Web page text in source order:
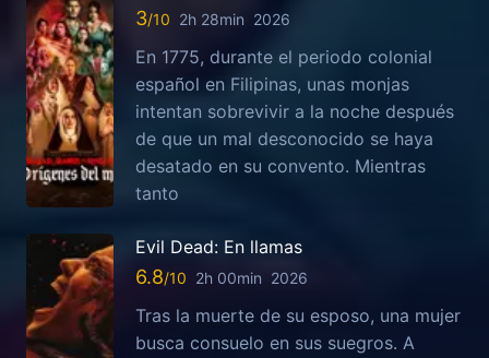
3 2h 28min 2026
En 1775, durante el periodo colonial
español en Filipinas, unas monjas
intentan sobrevivir a la noche después
de que un mal desconocido se haya
desatado en su convento. Mientras
tanto
Evil Dead: En llamas
6.8 2h 00min 2026
Tras la muerte de su esposo, una mujer
busca consuelo en sus suegros. A